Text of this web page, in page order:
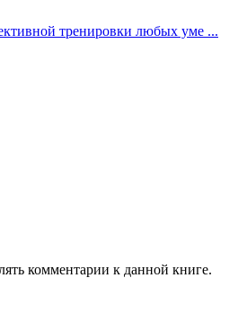
тренировки любых уме ...
комментарии к данной книге.